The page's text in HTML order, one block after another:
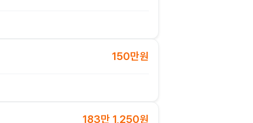
150만원
183만 1,250원